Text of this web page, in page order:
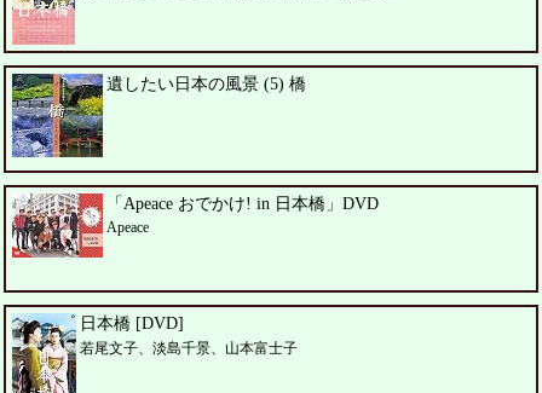
遺したい日本の風景 (5) 橋
「Apeace おでかけ! in 日本橋」DVD
Apeace
日本橋 [DVD]
若尾文子、淡島千景、山本富士子